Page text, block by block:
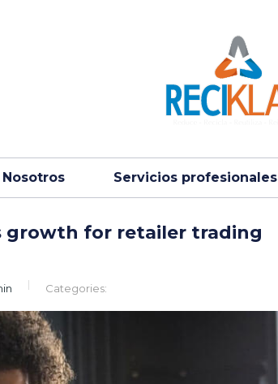
Nosotros Servicios profesionales
growth for retailer trading
Categories: